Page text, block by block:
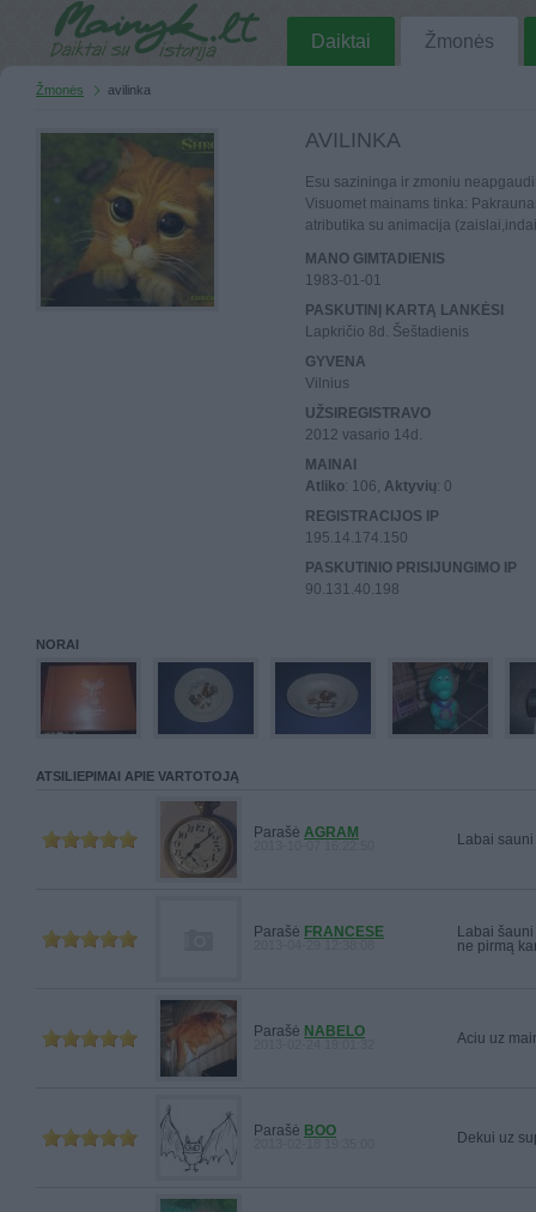
Daiktai Žmonės
Žmonės avilinka
AVILINKA
Esu sazininga ir zmoniu
Visuomet mainams tinka:
atributika su animacija
MANO GIMTADIENIS
1983-01-01
PASKUTINĮ KARTĄ LANKĖSI
Lapkričio 8d. Šeštadienis
GYVENA
Vilnius
UŽSIREGISTRAVO
2012 vasario 14d.
MAINAI
Atliko: 106, Aktyvių: 0
REGISTRACIJOS IP
195.14.174.150
PASKUTINIO PRISIJUNGIMO IP
90.131.40.198
NORAI
ATSILIEPIMAI APIE VARTOTOJĄ
Parašė AGRAM Labai
Parašė FRANCESE
Labai
ne pirmą
Parašė NABELO Aciu uz
Parašė BOO Dekui uz